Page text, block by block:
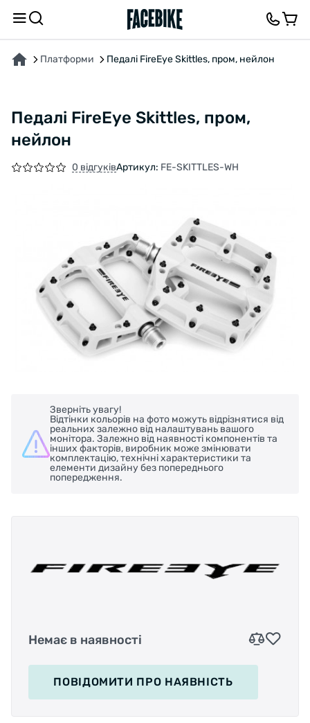
Платформи Педалі FireEye Skittles, пром, нейлон
Педалі FireEye Skittles, пром,
нейлон
0 відгуківАртикул: FE-SKITTLES-WH
Зверніть увагу!
Відтінки кольорів на фото можуть відрізнятися від
реальних залежно від налаштувань вашого
монітора. Залежно від наявності компонентів та
інших факторів, виробник може змінювати
комплектацію, технічні характеристики та
елементи дизайну без попереднього
попередження.
Немає в наявності
ПОВІДОМИТИ ПРО НАЯВНІСТЬ
ПРО ТОВАР ХАРАКТЕРИСТИКИОПИС ВІДГУКИ ТА ЗАПИТАННЯ